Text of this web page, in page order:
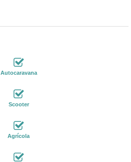
Autocaravana
Scooter
Agrícola